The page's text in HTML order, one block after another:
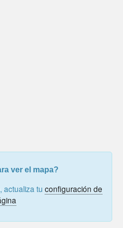
ver el mapa?
actualiza tuconfiguración de